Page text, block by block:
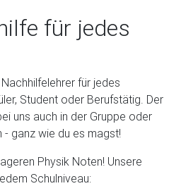
für jedes
für jedes
Student oder Berufstätig. Der
uns auch in der Gruppe oder
- ganz wie du es magst!
Physik Noten! Unsere
Schulniveau: